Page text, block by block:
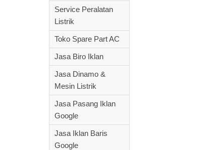
Service Peralatan
Listrik
Toko Spare Part AC
Jasa Biro Iklan
Jasa Dinamo &
Mesin Listrik
Jasa Pasang Iklan
Google
Jasa Iklan Baris
Google